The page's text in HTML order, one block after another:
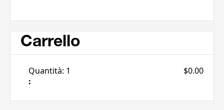
Carrello
1
:
$0.00